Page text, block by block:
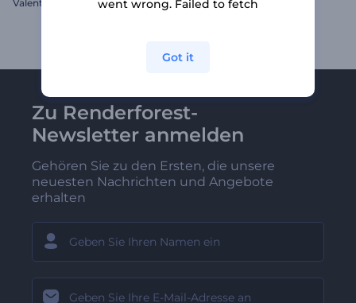
Valentine's Herzen Logo Reveal Schell-Typographie-Paket
Zu Renderforest-
Newsletter anmelden
Gehören Sie zu den Ersten, die unsere
neuesten Nachrichten und Angebote
erhalten
went wrong. Failed to fetch
Got it